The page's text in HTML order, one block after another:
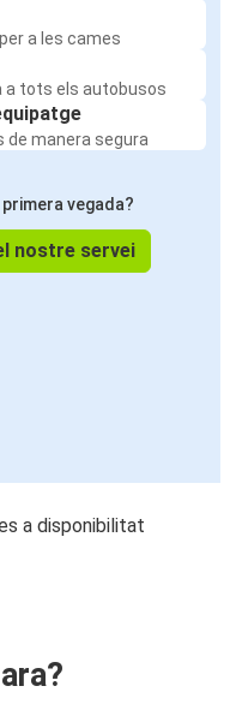
a les cames
a tots els autobusos
de manera segura
vegada?
nostre servei
a disponibilitat